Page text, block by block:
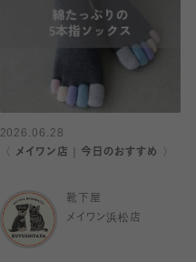
2026.06.28
〈 メイワン店｜今日のおすすめ 〉
靴下屋
メイワン浜松店